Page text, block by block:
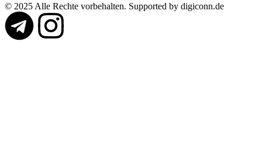
© 2025 Alle Rechte vorbehalten. Supported by digiconn.de